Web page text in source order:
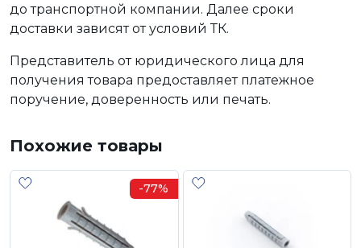
до транспортной компании. Далее сроки
доставки зависят от условий ТК.
Представитель от юридического лица для
получения товара предоставляет платежное
поручение, доверенность или печать.
Похожие товары
-77%